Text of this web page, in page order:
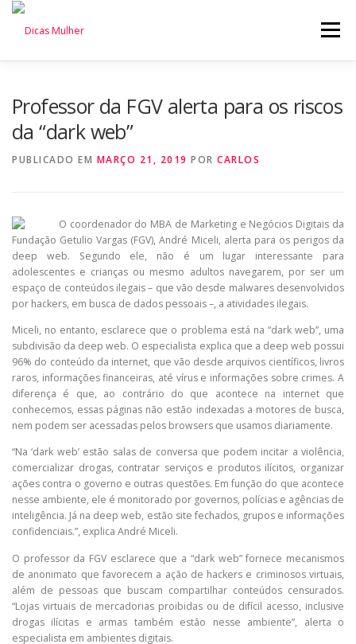
Pular
Menu
Professor da FGV alerta para os riscos
da “dark web”
PUBLICADO EM MARÇO 21, 2019 POR CARLOS
O coordenador do MBA de Marketing e Negócios Digitais da
Fundação Getulio Vargas (FGV), André Miceli, alerta para os perigos da
deep web. Segundo ele, não é um lugar interessante para
adolescentes e crianças ou mesmo adultos navegarem, por ser um
espaço de conteúdos ilegais – que vão desde malwares desenvolvidos
por hackers, em busca de dados pessoais –, a atividades ilegais.
Miceli, no entanto, esclarece que o problema está na “dark web”, uma
subdivisão da deep web. O especialista explica que a deep web possui
96% do conteúdo da internet, que vão desde arquivos científicos, livros
raros, informações financeiras, até vírus e informações sobre crimes. A
diferença é que, ao contrário do que acontece na internet que
conhecemos, essas páginas não estão indexadas a motores de busca,
nem podem ser acessadas pelos browsers que usamos diariamente.
“Na ‘dark web’ estão salas de conversa que podem incitar a violência,
comercializar drogas, contratar serviços e produtos ilícitos, organizar
ações contra o governo e outras questões. Em função do que acontece
nesse ambiente, ele é monitorado por governos, polícias e agências de
inteligência. Já na deep web, estão site fechados, grupos e informações
confidenciais.”, explica André Miceli.
O professor da FGV esclarece que a “dark web” fornece mecanismos
de anonimato que favorecem a ação de hackers e criminosos virtuais,
além de pessoas que buscam compartilhar conteúdos censurados.
“Lojas virtuais de mercadorias proibidas ou de difícil acesso, inclusive
drogas ilícitas e armas também estão nesse ambiente”, alerta o
especialista em ambientes digitais.